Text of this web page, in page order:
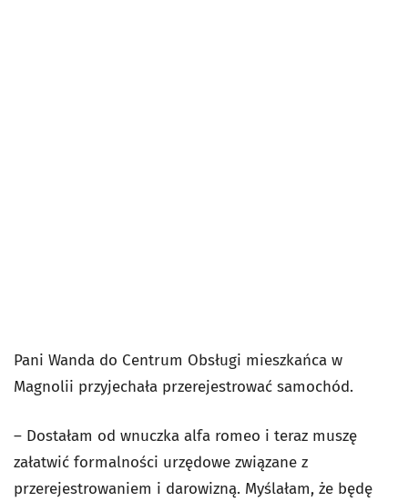
Pani Wanda do Centrum Obsługi mieszkańca w
Magnolii przyjechała przerejestrować samochód.
– Dostałam od wnuczka alfa romeo i teraz muszę
załatwić formalności urzędowe związane z
przerejestrowaniem i darowizną. Myślałam, że będę